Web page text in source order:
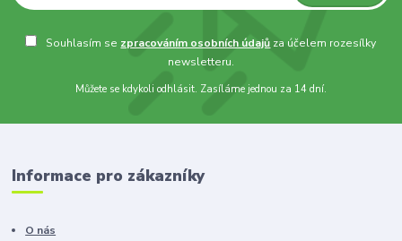
Souhlasím se zpracováním osobních údajů za účelem rozesílky
newsletteru.
Můžete se kdykoli odhlásit. Zasíláme jednou za 14 dní.
Informace pro zákazníky
O nás